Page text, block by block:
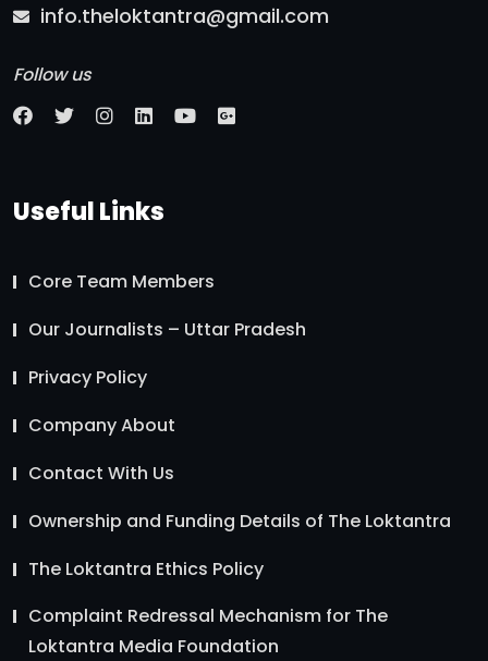
info.theloktantra@gmail.com
Follow us
Useful Links
Core Team Members
Our Journalists – Uttar Pradesh
Privacy Policy
Company About
Contact With Us
Ownership and Funding Details of The Loktantra
The Loktantra Ethics Policy
Complaint Redressal Mechanism for The
Loktantra Media Foundation